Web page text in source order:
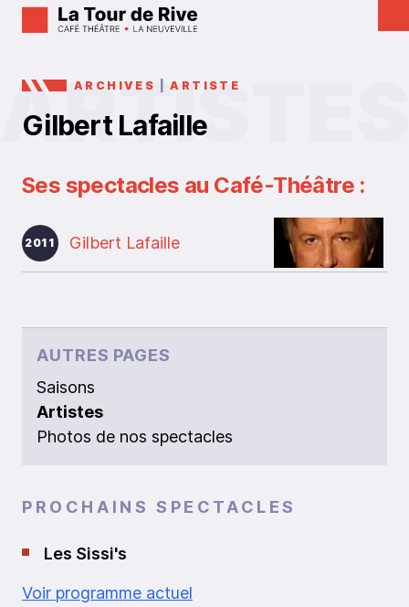
ARCHIVES |ARTISTE
Gilbert Lafaille
Ses spectacles au Café-Théâtre :
2011 Gilbert Lafaille
AUTRES PAGES
Saisons
Artistes
Photos de nos spectacles
PROCHAINS SPECTACLES
Les Sissi's
Voir programme actuel